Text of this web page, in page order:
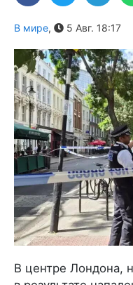
В мире, 5 Авг. 18:17
В центре Лондона,